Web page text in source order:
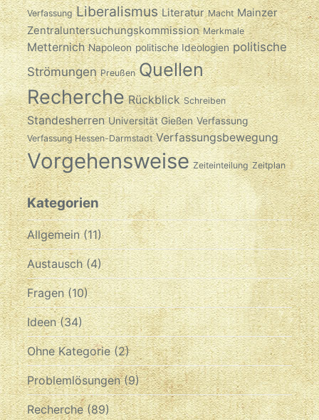
Verfassung Liberalismus Literatur Macht Mainzer
Zentraluntersuchungskommission Merkmale
Metternich Napoleon politische Ideologien politische
Strömungen Preußen Quellen
Recherche Rückblick Schreiben
Standesherren Universität Gießen Verfassung
Verfassung Hessen-Darmstadt Verfassungsbewegung
Vorgehensweise Zeiteinteilung Zeitplan
Kategorien
Allgemein(11)
Austausch(4)
Fragen(10)
Ideen(34)
Ohne Kategorie(2)
Problemlösungen(9)
Recherche(89)